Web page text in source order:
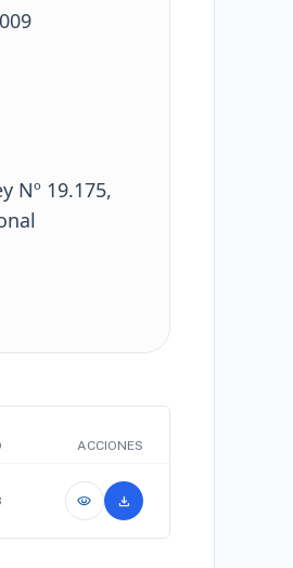
Nº 19.175,
ACCIONES
visibility download